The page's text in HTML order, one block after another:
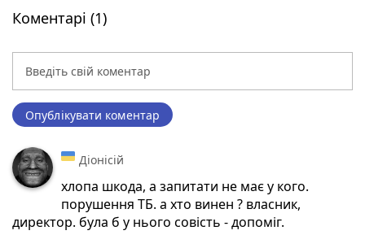
Коментарі (1)
Опублікувати коментар
Діонісій
хлопа шкода, а запитати не має у кого.
порушення ТБ. а хто винен ? власник,
директор. була б у нього совість - допоміг.